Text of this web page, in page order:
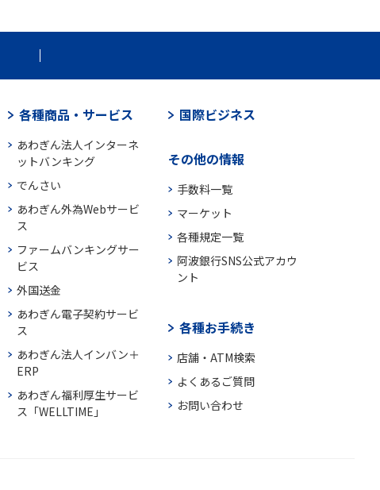
各種商品・サービス
あわぎん法人インターネ
ットバンキング
でんさい
あわぎん外為Webサービ
ス
ファームバンキングサー
ビス
外国送金
あわぎん電子契約サービ
ス
あわぎん法人インバン＋
ERP
あわぎん福利厚生サービ
ス「WELLTIME」
国際ビジネス
その他の情報
手数料一覧
マーケット
各種規定一覧
阿波銀行SNS公式アカウ
ント
各種お手続き
店舗・ATM検索
よくあるご質問
お問い合わせ